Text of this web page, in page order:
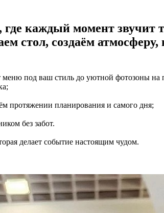
где каждый момент
стол, создаём атмосферу,
меню под ваш стиль до уютной фотозоны на
протяжении планирования и самого дня;
без забот.
делает событие настоящим чудом.